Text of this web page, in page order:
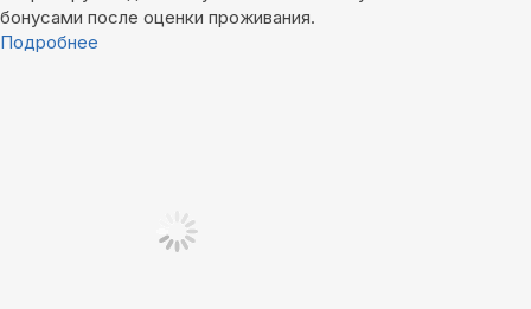
бонусами после оценки проживания.
Подробнее